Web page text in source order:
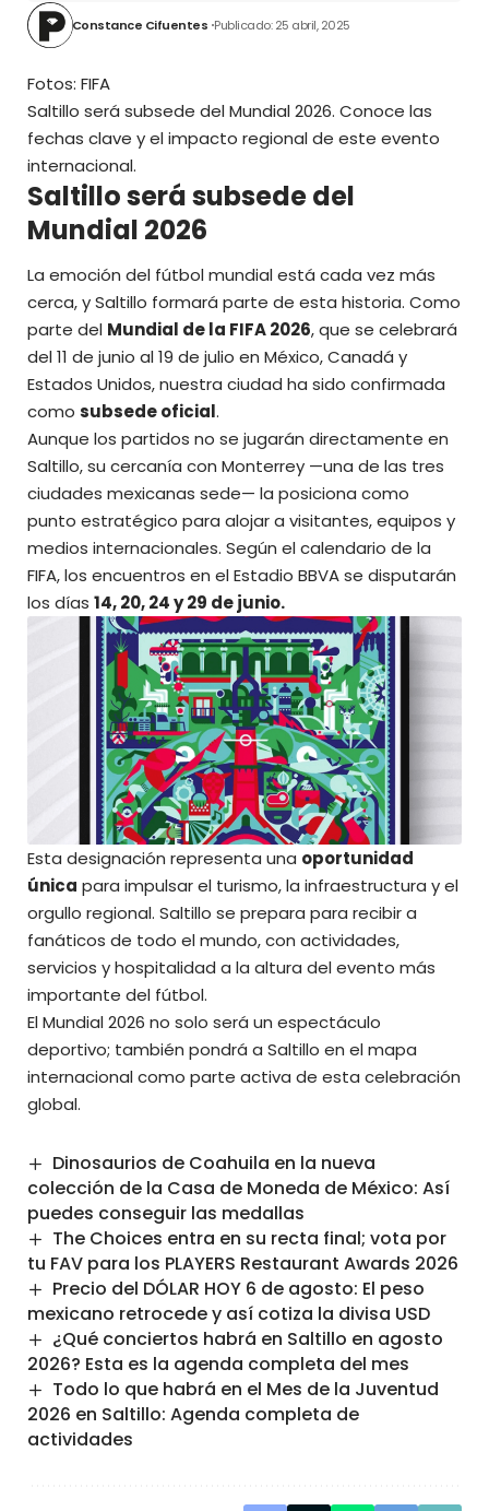
Constance Cifuentes Publicado: 25 abril, 2025
Fotos: FIFA
Saltillo será subsede delMundial 2026. Conoce las
fechas clave y el impacto regional de este evento
internacional.
Saltillo será subsede del
Mundial 2026
La emoción del fútbol mundial está cada vez más
cerca, y Saltillo formará parte de esta historia. Como
parte del Mundial de la FIFA 2026, que se celebrará
del 11 de junio al 19 de julio en México, Canadá y
Estados Unidos, nuestra ciudad ha sido confirmada
como subsede oficial.
Aunque los partidos no se jugarán directamente en
Saltillo, su cercanía con Monterrey —una de las tres
ciudades mexicanas sede— la posiciona como
punto estratégico para alojar a visitantes, equipos y
medios internacionales. Según el calendario de la
FIFA, los encuentros en el Estadio BBVA se disputarán
los días 14, 20, 24 y 29 de junio.
Esta designación representa una oportunidad
única para impulsar el turismo, la infraestructura y el
orgullo regional. Saltillo se prepara para recibir a
fanáticos de todo el mundo, con actividades,
servicios y hospitalidad a la altura del evento más
importante del fútbol.
El Mundial 2026 no solo será un espectáculo
deportivo; también pondrá a Saltillo en el mapa
internacional como parte activa de esta celebración
global.
Dinosaurios de Coahuila en la nueva
colección de la Casa de Moneda de México: Así
puedes conseguir las medallas
The Choices entra en su recta final; vota por
tu FAV para los PLAYERS Restaurant Awards 2026
Precio del DÓLAR HOY 6 de agosto: El peso
mexicano retrocede y así cotiza la divisa USD
¿Qué conciertos habrá en Saltillo en agosto
2026? Esta es la agenda completa del mes
Todo lo que habrá en el Mes de la Juventud
2026 en Saltillo: Agenda completa de
actividades